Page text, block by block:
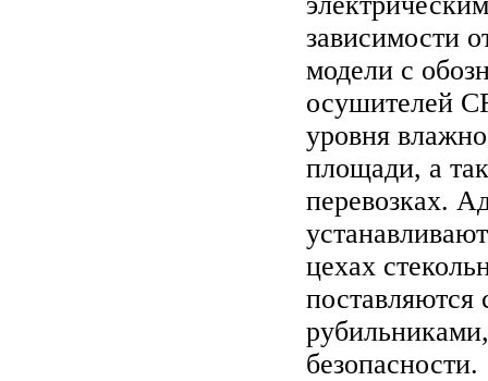
зависимости
модели с
осушителей
уровня
площади, а
перевозках.
цехах
поставляются
безопасности.